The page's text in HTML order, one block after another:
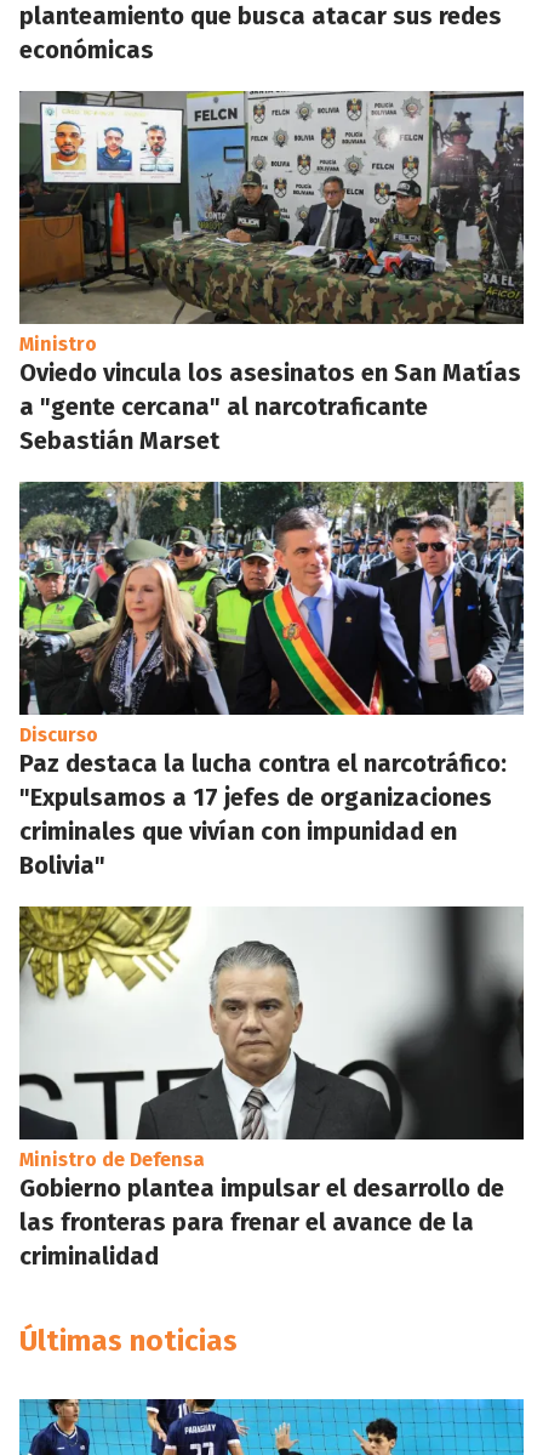
planteamiento que busca atacar sus redes
económicas
Ministro
Oviedo vincula los asesinatos en San Matías
a "gente cercana" al narcotraficante
Sebastián Marset
Discurso
Paz destaca la lucha contra el narcotráfico:
"Expulsamos a 17 jefes de organizaciones
criminales que vivían con impunidad en
Bolivia"
Ministro de Defensa
Gobierno plantea impulsar el desarrollo de
las fronteras para frenar el avance de la
criminalidad
Últimas noticias